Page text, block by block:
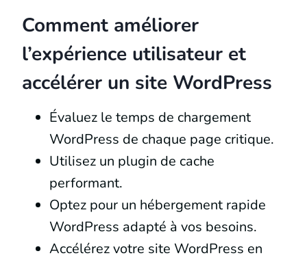
Comment améliorer
l’expérience utilisateur et
accélérer un site WordPress
Évaluez le temps de chargement
WordPress de chaque page critique.
Utilisez un plugin de cache
performant.
Optez pour un hébergement rapide
WordPress adapté à vos besoins.
Accélérez votre site WordPress en